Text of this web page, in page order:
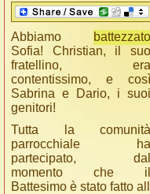
Abbiamo
battezzato
Sofia! Christian, il suo
fratellino, era
contentissimo, e così
Sabrina e Dario, i suoi
genitori!
Tutta la comunità
parrocchiale ha
partecipato, dal
momento che il
Battesimo è stato fatto